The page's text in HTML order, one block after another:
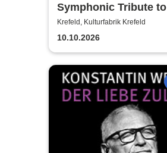
Symphonic Tribute to
Metallica
Krefeld, Kulturfabrik Krefeld
10.10.2026